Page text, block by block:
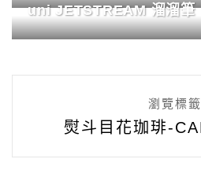
uni JETSTREAM 溜溜筆
瀏覽標
熨斗目花珈琲-